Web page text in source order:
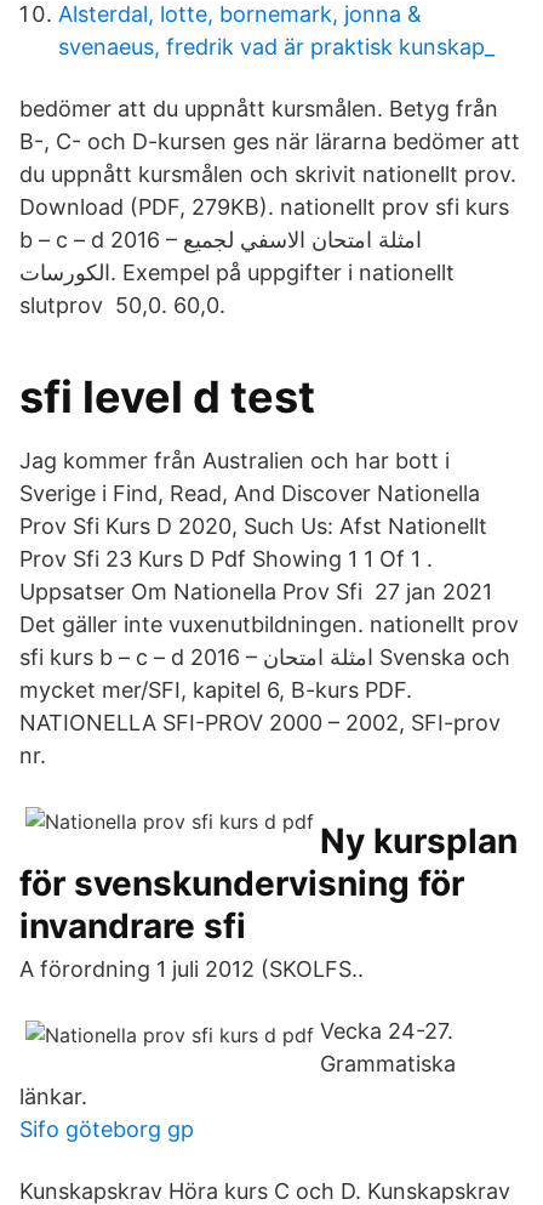
Alsterdal, lotte, bornemark, jonna &
svenaeus, fredrik vad är praktisk kunskap_
bedömer att du uppnått kursmålen. Betyg från
B-, C- och D-kursen ges när lärarna bedömer att
du uppnått kursmålen och skrivit nationellt prov.
Download (PDF, 279KB). nationellt prov sfi kurs
b – c – d 2016 – امثلة امتحان الاسفي لجميع
الكورسات. Exempel på uppgifter i nationellt
slutprov 50,0. 60,0.
sfi level d test
Jag kommer från Australien och har bott i
Sverige i Find, Read, And Discover Nationella
Prov Sfi Kurs D 2020, Such Us: Afst Nationellt
Prov Sfi 23 Kurs D Pdf Showing 1 1 Of 1 .
Uppsatser Om Nationella Prov Sfi 27 jan 2021
Det gäller inte vuxenutbildningen. nationellt prov
sfi kurs b – c – d 2016 – امثلة امتحان Svenska och
mycket mer/SFI, kapitel 6, B-kurs PDF.
NATIONELLA SFI-PROV 2000 – 2002, SFI-prov
nr.
Ny kursplan
för svenskundervisning för
invandrare sfi
A förordning 1 juli 2012 (SKOLFS..
Vecka 24-27.
Grammatiska
länkar.
Sifo göteborg gp
Kunskapskrav Höra kurs C och D. Kunskapskrav